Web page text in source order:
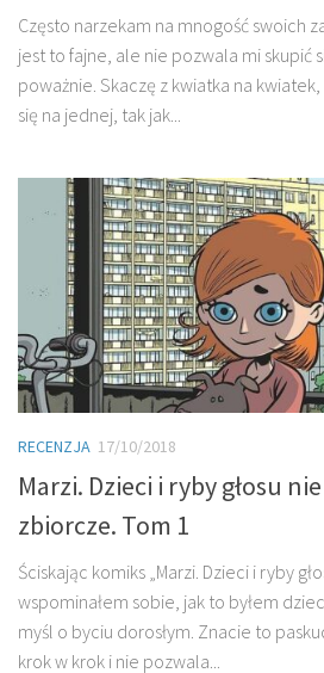
Często narzekam na mnogość swoich
jest to fajne, ale nie pozwala mi skupić
poważnie. Skaczę z kwiatka na
się na jednej, tak jak...
RECENZJA 17/10/2018
Marzi. Dzieci i ryby głosu
zbiorcze. Tom 1
Ściskając komiks „Marzi. Dzieci i ryby
wspominałem sobie, jak to byłem
myśl o byciu dorosłym. Znacie to
krok w krok i nie pozwala...